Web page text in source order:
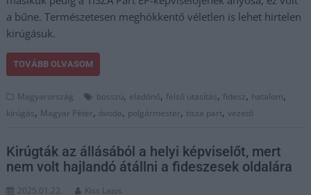
a bűne. Természetesen meghökkentő véletlen is lehet hirtelen
kirúgásuk.
TOVÁBB OLVASOM
Magyarország bosszú, eladónő, felső utasítás, fidesz, hatalom,
kirúgás, Magyar Péter, óvoda, polgármester, tisza part,vezető
Kirúgták az állásából a helyi képviselőt, mert
nem volt hajlandó átállni a fideszesek oldalára
2025.01.22. Kiss Lajos